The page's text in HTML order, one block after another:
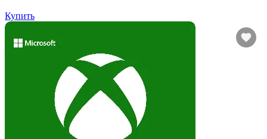
Купить